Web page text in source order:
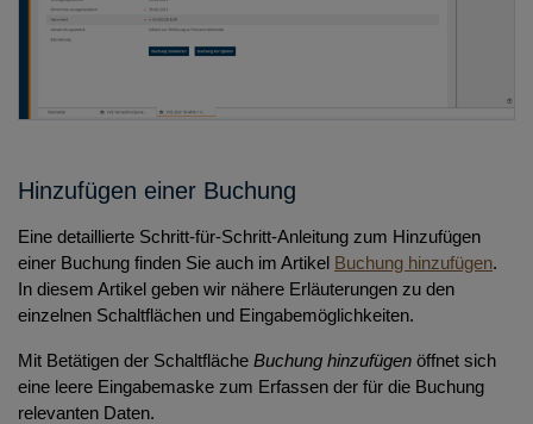
Hinzufügen einer Buchung
Eine detaillierte Schritt-für-Schritt-Anleitung zum Hinzufügen
einer Buchung finden Sie auch im Artikel Buchung hinzufügen.
In diesem Artikel geben wir nähere Erläuterungen zu den
einzelnen Schaltflächen und Eingabemöglichkeiten.
Mit Betätigen der Schaltfläche Buchung hinzufügen öffnet sich
eine leere Eingabemaske zum Erfassen der für die Buchung
relevanten Daten.